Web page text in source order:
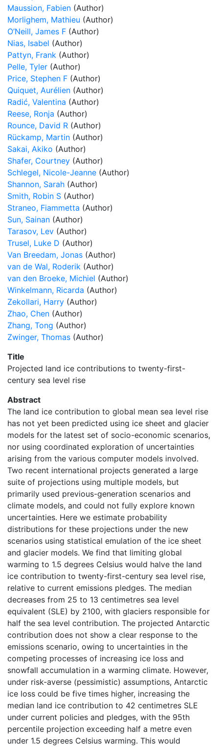
Maussion, Fabien (Author)
Morlighem, Mathieu (Author)
O’Neill, James F (Author)
Nias, Isabel (Author)
Pattyn, Frank (Author)
Pelle, Tyler (Author)
Price, Stephen F (Author)
Quiquet, Aurélien (Author)
Radić, Valentina (Author)
Reese, Ronja (Author)
Rounce, David R (Author)
Rückamp, Martin (Author)
Sakai, Akiko (Author)
Shafer, Courtney (Author)
Schlegel, Nicole-Jeanne (Author)
Shannon, Sarah (Author)
Smith, Robin S (Author)
Straneo, Fiammetta (Author)
Sun, Sainan (Author)
Tarasov, Lev (Author)
Trusel, Luke D (Author)
Van Breedam, Jonas (Author)
van de Wal, Roderik (Author)
van den Broeke, Michiel (Author)
Winkelmann, Ricarda (Author)
Zekollari, Harry (Author)
Zhao, Chen (Author)
Zhang, Tong (Author)
Zwinger, Thomas (Author)
Title
Projected land ice contributions to twenty-first-
century sea level rise
Abstract
The land ice contribution to global mean sea level rise
has not yet been predicted using ice sheet and glacier
models for the latest set of socio-economic scenarios,
nor using coordinated exploration of uncertainties
arising from the various computer models involved.
Two recent international projects generated a large
suite of projections using multiple models, but
primarily used previous-generation scenarios and
climate models, and could not fully explore known
uncertainties. Here we estimate probability
distributions for these projections under the new
scenarios using statistical emulation of the ice sheet
and glacier models. We find that limiting global
warming to 1.5 degrees Celsius would halve the land
ice contribution to twenty-first-century sea level rise,
relative to current emissions pledges. The median
decreases from 25 to 13 centimetres sea level
equivalent (SLE) by 2100, with glaciers responsible for
half the sea level contribution. The projected Antarctic
contribution does not show a clear response to the
emissions scenario, owing to uncertainties in the
competing processes of increasing ice loss and
snowfall accumulation in a warming climate. However,
under risk-averse (pessimistic) assumptions, Antarctic
ice loss could be five times higher, increasing the
median land ice contribution to 42 centimetres SLE
under current policies and pledges, with the 95th
percentile projection exceeding half a metre even
under 1.5 degrees Celsius warming. This would